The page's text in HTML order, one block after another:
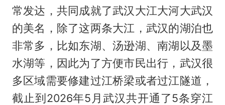
常发达，共同成就了武汉大江大河大武汉
的美名，除了这两条大江，武汉的湖泊也
非常多，比如东湖、汤逊湖、南湖以及墨
水湖等，因此为了方便市民出行，武汉很
多区域需要修建过江桥梁或者过江隧道，
截止到2026年5月武汉共开通了5条穿江